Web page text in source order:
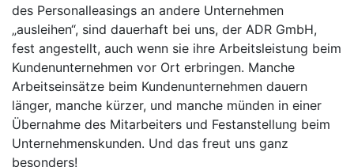
des Personalleasings an andere Unternehmen
„ausleihen“, sind dauerhaft bei uns, der ADR GmbH,
fest angestellt, auch wenn sie ihre Arbeitsleistung beim
Kundenunternehmen vor Ort erbringen. Manche
Arbeitseinsätze beim Kundenunternehmen dauern
länger, manche kürzer, und manche münden in einer
Übernahme des Mitarbeiters und Festanstellung beim
Unternehmenskunden. Und das freut uns ganz
besonders!